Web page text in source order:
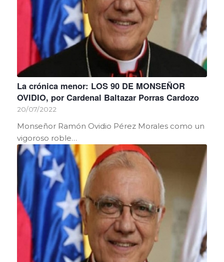
La crónica menor: LOS 90 DE MONSEÑOR
OVIDIO, por Cardenal Baltazar Porras Cardozo
20/07/2022
Monseñor Ramón Ovidio Pérez Morales como un
vigoroso roble…